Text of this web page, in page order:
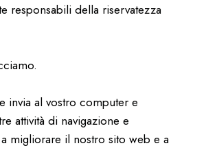
responsabili della riservatezza
invia al vostro computer e
attività di navigazione e
migliorare il nostro sito web e a